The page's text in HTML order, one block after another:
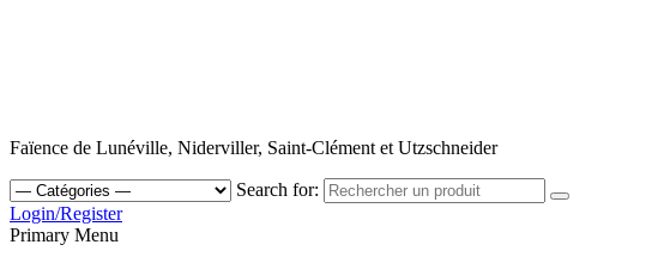
Faïence de Lunéville, Niderviller, Saint-Clément et Utzschneider
Search for:
Login/Register
Primary Menu